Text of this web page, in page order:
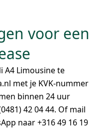
voor een
A4 Limousine te
met je KVK-nummer
binnen 24 uur
42 04 44. Of mail
naar +316 49 16 19